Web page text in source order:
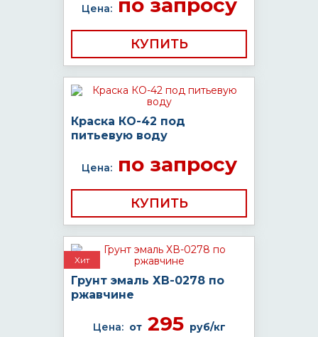
Цена:по запросу
КУПИТЬ
Краска КО-42 под
питьевую воду
Цена:по запросу
КУПИТЬ
Хит
Грунт эмаль ХВ-0278 по
ржавчине
Цена: от295 руб/кг